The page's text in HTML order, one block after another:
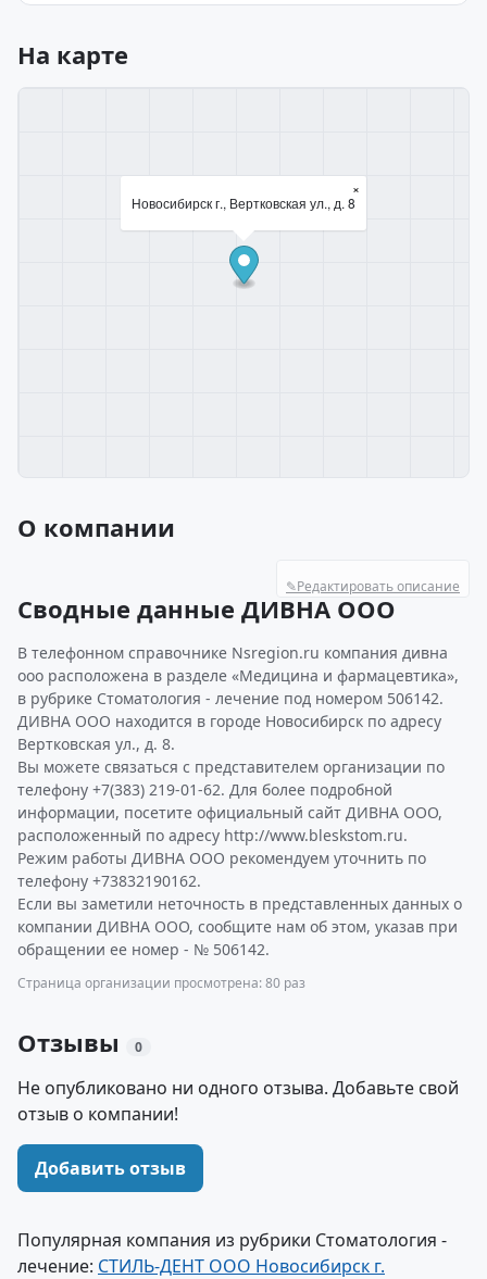
На карте
Новосибирск г., Вертковская ул., д. 8
×
О компании
✎Редактировать описание
Сводные данные ДИВНА ООО
В телефонном справочнике Nsregion.ru компания дивна
ооо расположена в разделе «Медицина и фармацевтика»,
в рубрике Стоматология - лечение под номером 506142.
ДИВНА ООО находится в городе Новосибирск по адресу
Вертковская ул., д. 8.
Вы можете связаться с представителем организации по
телефону +7(383) 219-01-62. Для более подробной
информации, посетите официальный сайт ДИВНА ООО,
расположенный по адресу http://www.bleskstom.ru.
Режим работы ДИВНА ООО рекомендуем уточнить по
телефону +73832190162.
Если вы заметили неточность в представленных данных о
компании ДИВНА ООО, сообщите нам об этом, указав при
обращении ее номер - № 506142.
Страница организации просмотрена: 80 раз
Отзывы 0
Не опубликовано ни одного отзыва. Добавьте свой
отзыв о компании!
Добавить отзыв
Популярная компания из рубрики Стоматология -
лечение: СТИЛЬ-ДЕНТ ООО Новосибирск г.